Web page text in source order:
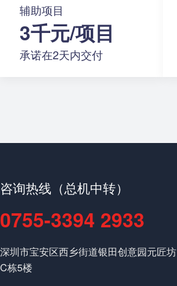
辅助项目
3千元/项目
承诺在2天内交付
咨询热线（总机中转）
0755-3394 2933
深圳市宝安区西乡街道银田创意园元匠坊
C栋5楼